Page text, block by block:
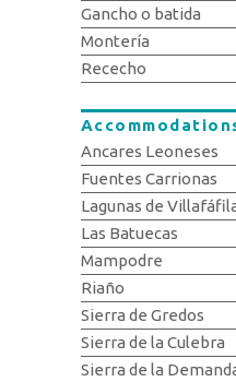
Gancho o batida
Montería
Rececho
Ancares Leoneses
Fuentes Carrionas
Lagunas de
Las Batuecas
Mampodre
Riaño
Sierra de Gredos
Sierra de la Culebra
Sierra de la